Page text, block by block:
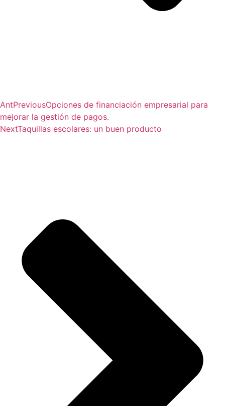
AntPreviousOpciones de financiación empresarial para
mejorar la gestión de pagos.
NextTaquillas escolares: un buen producto